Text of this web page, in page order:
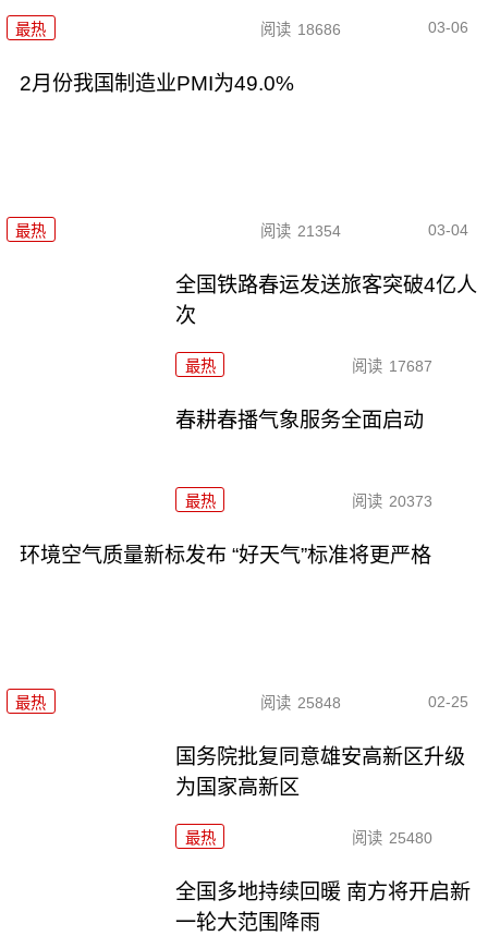
最热 阅读 18686 03-06
2月份我国制造业PMI为49.0%
最热 阅读 21354 03-04
全国铁路春运发送旅客突破4亿人
次
最热 阅读 17687
春耕春播气象服务全面启动
最热 阅读 20373
环境空气质量新标发布 “好天气”标准将更严格
最热 阅读 25848 02-25
国务院批复同意雄安高新区升级
为国家高新区
最热 阅读 25480
全国多地持续回暖 南方将开启新
一轮大范围降雨